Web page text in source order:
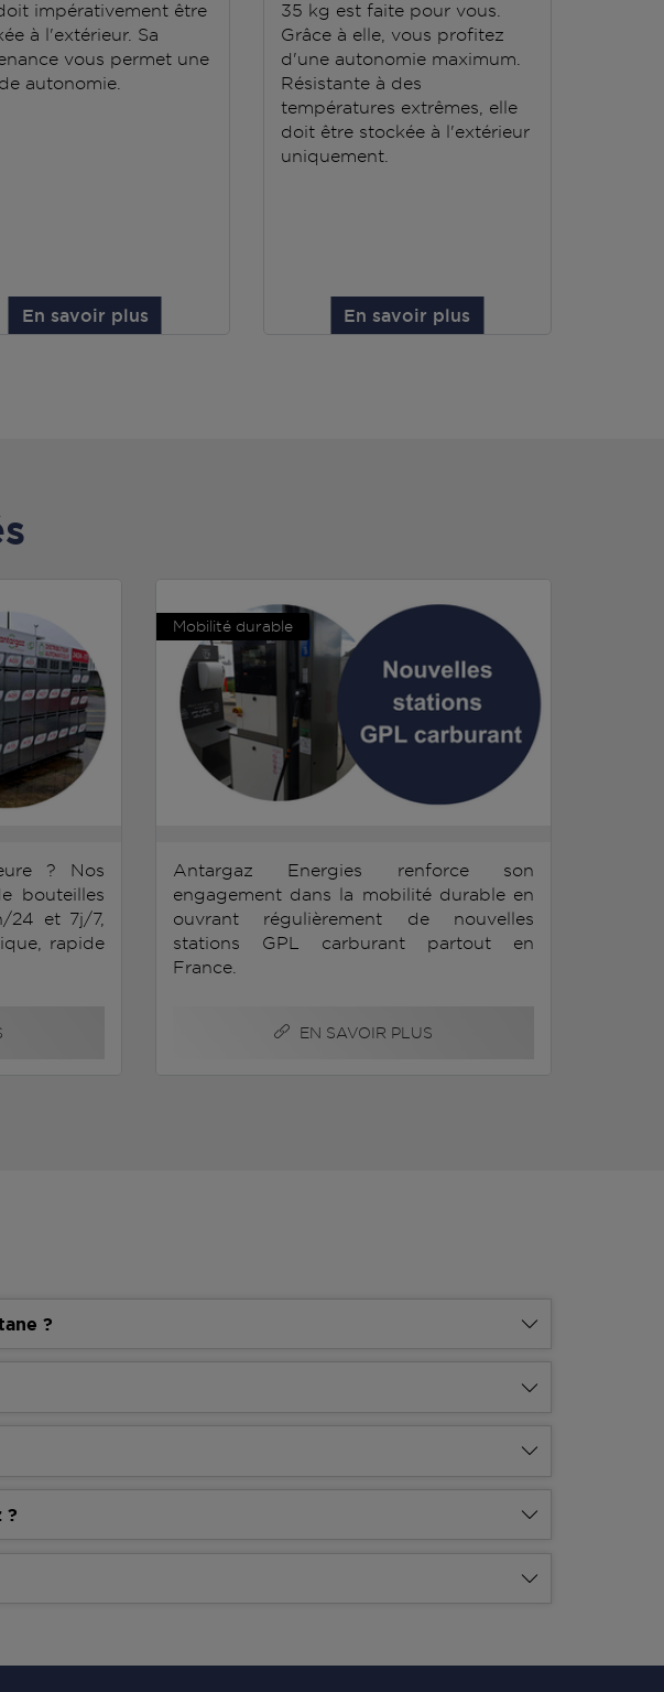
impérativement être
à l'extérieur. Sa
vous permet une
autonomie.
En savoir plus
35 kg est faite pour vous.
Grâce à elle, vous profitez
d'une autonomie maximum.
Résistante à des
températures extrêmes, elle
doit être stockée à l'extérieur
uniquement.
En savoir plus
? Nos
bouteilles
24 et 7j/7,
rapide
Mobilité durable
Antargaz Energies renforce son
engagement dans la mobilité durable en
ouvrant régulièrement de nouvelles
stations GPL carburant partout en
France.
EN SAVOIR PLUS
?
?